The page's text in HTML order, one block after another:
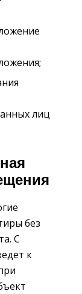
лиц
без
С
к